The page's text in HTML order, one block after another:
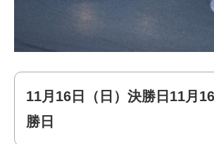
11月16日（日）決勝日11月
勝日